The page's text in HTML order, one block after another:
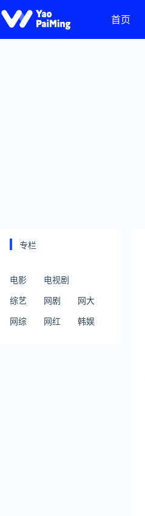
首页
专栏
电影
电视剧
综艺
网剧
网大
网综
网红 韩娱